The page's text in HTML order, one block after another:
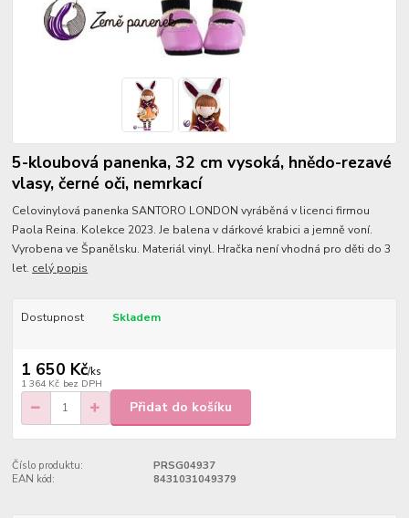
5-kloubová panenka, 32 cm vysoká, hnědo-rezavé
vlasy, černé oči, nemrkací
Celovinylová panenka SANTORO LONDON vyráběná v licenci firmou
Paola Reina. Kolekce 2023. Je balena v dárkové krabici a jemně voní.
Vyrobena ve Španělsku. Materiál vinyl. Hračka není vhodná pro děti do 3
let. celý popis
Dostupnost Skladem
1 650 Kč/ks
1 364 Kč bez DPH
Přidat do košíku
Číslo produktu:
PRSG04937
EAN kód:
8431031049379